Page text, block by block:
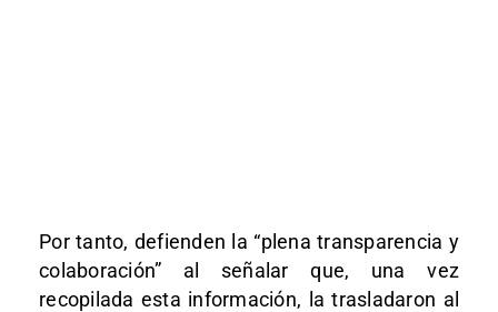
Por tanto, defienden la “plena transparencia y
colaboración” al señalar que, una vez
recopilada esta información, la trasladaron al